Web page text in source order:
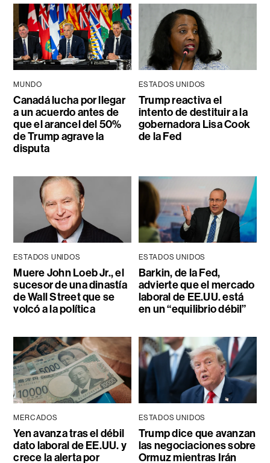
MUNDO
Canadá lucha por llegar
a un acuerdo antes de
que el arancel del 50%
de Trump agrave la
disputa
ESTADOS UNIDOS
Trump reactiva el
intento de destituir a la
gobernadora Lisa Cook
de la Fed
ESTADOS UNIDOS
Muere John Loeb Jr., el
sucesor de una dinastía
de Wall Street que se
volcó a la política
ESTADOS UNIDOS
Barkin, de la Fed,
advierte que el mercado
laboral de EE.UU. está
en un “equilibrio débil”
MERCADOS
Yen avanza tras el débil
dato laboral de EE.UU. y
crece la alerta por
ESTADOS UNIDOS
Trump dice que avanzan
las negociaciones sobre
Ormuz mientras Irán